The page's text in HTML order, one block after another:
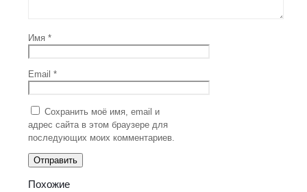
Имя *
Email *
Сохранить моё имя, email и
адрес сайта в этом браузере для
последующих моих комментариев.
Похожие